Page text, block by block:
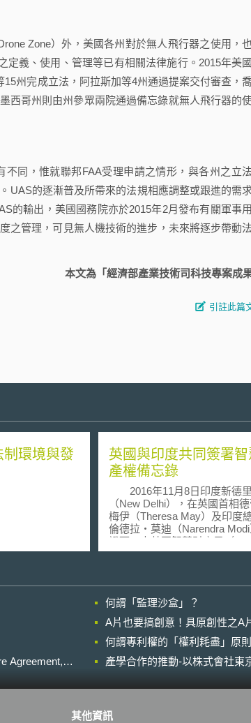
Zone）外，美國各州對於無人飛行器之使用，
定義、使用、管理等已有相關法律施行。2015年美
州完成立法，阿拉斯加等4州通過提案交付審查，
西哥州則由州參眾兩院通過備忘錄就無人飛行器的
同，惟就聯邦FAA受理申請之情形，與各州之立
UAS的逐漸普及所帶來的法規相應調整或跟進的需求
的輸出，美國國務院亦於2015年2月發布有關軍事
之管理，可見無人機技術的進步，未來將逐步帶動
本文為「經濟部產業技術司科技專案成果
引註此篇
制環境與發
英國與印度共同簽署
產權備忘錄
2016年11月8日印度新德里
（New Delhi），在英國首相
梅伊（Theresa May）及印度
倫德拉‧莫迪（Narendra Modi
證下，由英國智慧財產局（UK
Intellectual Property Office；
錄。 雖然學術上就智慧財產權之
保障強度，對於促進創新領域
有正面效益，似乎仍然是意見
反思者主要論點在於模仿或抄
某些產業發展，如：時尚設計
產品或程式開發等，反而有益
有促進市場競爭與減少社會成
其中著名案例就是Linux；然而
何謂「監理沙盒」？
A片也要搞創意！具原創性之A
何謂專利權的「權利耗盡」原
Agreement,
產學合作的推動-以株式會社東
其他資訊